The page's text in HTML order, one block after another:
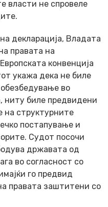
власти не спровеле
декларација, Владата
правата на
конвенција
укажа дека не биле
во
ниту биле предвидени
на структурните
постапување и
Судот посочи
државата од
во согласност со
го предвид
правата заштитени со